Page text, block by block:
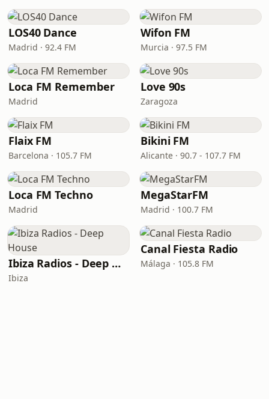
LOS40 Dance
Madrid · 92.4 FM
Wifon FM
Murcia · 97.5 FM
Loca FM Remember
Madrid
Love 90s
Zaragoza
Flaix FM
Barcelona · 105.7 FM
Bikini FM
Alicante · 90.7 - 107.7 FM
Loca FM Techno
Madrid
MegaStarFM
Madrid · 100.7 FM
Ibiza Radios - Deep House
Ibiza
Canal Fiesta Radio
Málaga · 105.8 FM